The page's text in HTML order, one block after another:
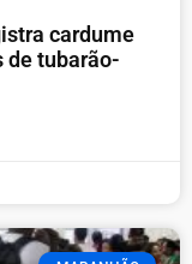
cardume
de tubarão-